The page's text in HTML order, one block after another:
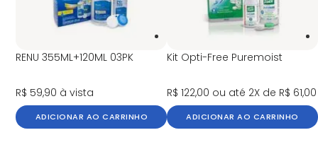
RENU 355ML+120ML 03PK
R$ 59,90 à vista
ADICIONAR AO CARRINHO
Kit Opti-Free Puremoist
R$ 122,00 ou até 2X de R$ 61,00
ADICIONAR AO CARRINHO